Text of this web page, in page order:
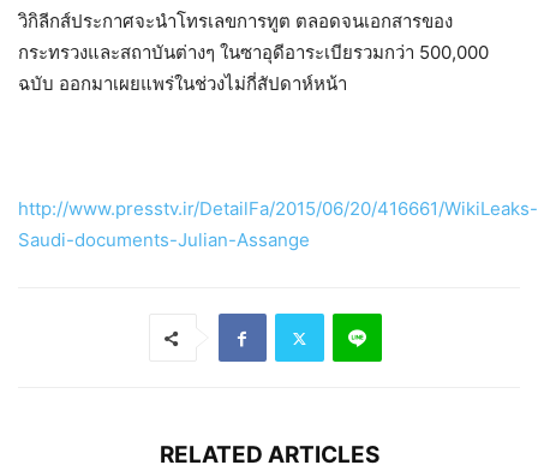
วิกิลีกส์ประกาศจะนำโทรเลขการทูต ตลอดจนเอกสารของ
กระทรวงและสถาบันต่างๆ ในซาอุดีอาระเบียรวมกว่า 500,000
ฉบับ ออกมาเผยแพร่ในช่วงไม่กี่สัปดาห์หน้า
http://www.presstv.ir/DetailFa/2015/06/20/416661/WikiLeaks-
Saudi-documents-Julian-Assange
RELATED ARTICLES